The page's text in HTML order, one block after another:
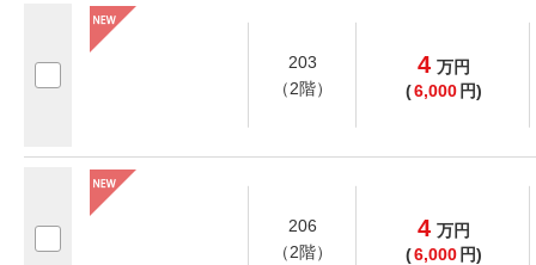
203
（2階）
4 万円
(6,000 円)
206
（2階）
4 万円
(6,000 円)